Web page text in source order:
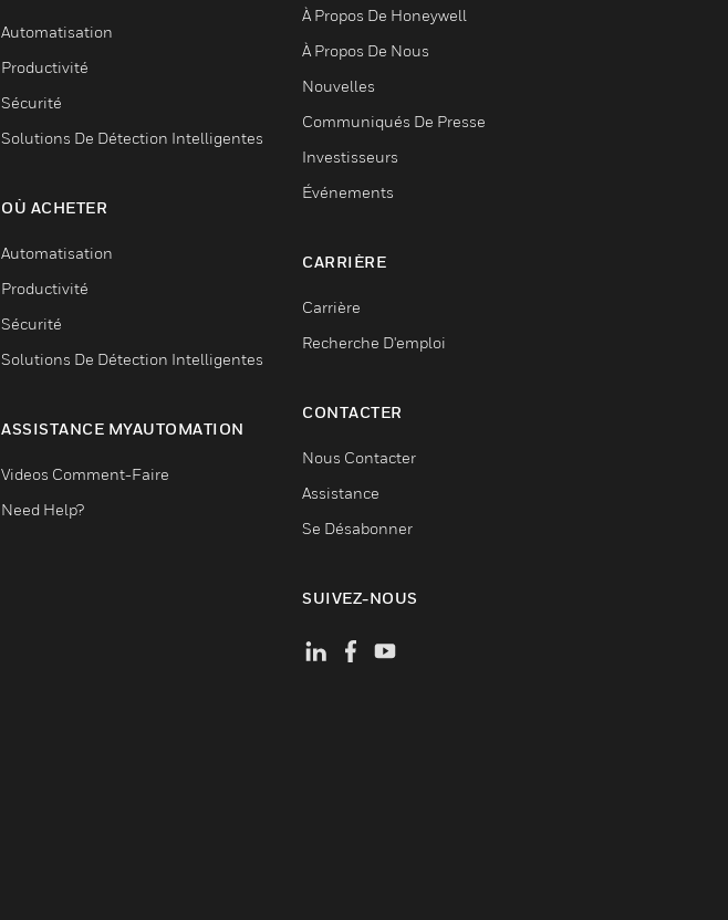
Automatisation
Productivité
Sécurité
Solutions De Détection Intelligentes
OÙ ACHETER
Automatisation
Productivité
Sécurité
Solutions De Détection Intelligentes
ASSISTANCE MYAUTOMATION
Videos Comment-Faire
Need Help?
À Propos De Honeywell
À Propos De Nous
Nouvelles
Communiqués De Presse
Investisseurs
Événements
CARRIÈRE
Carrière
Recherche D'emploi
CONTACTER
Nous Contacter
Assistance
Se Désabonner
SUIVEZ-NOUS